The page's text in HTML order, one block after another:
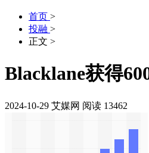
首页 >
投融 >
正文 >
Blacklane获得
2024-10-29 艾媒网 阅读 13462